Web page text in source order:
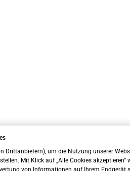
Drittanbietern), um die Nutzung unserer
Mit Klick auf „Alle Cookies akzeptieren“
von Informationen auf Ihrem Endgerät